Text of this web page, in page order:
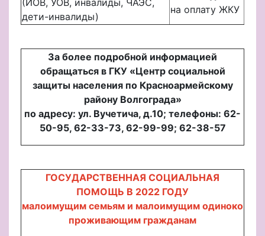
дети-инвалиды)
на оплату ЖКУ
За более подробной информацией
обращаться в ГКУ «Центр социальной
защиты населения по Красноармейскому
району Волгограда»
по адресу: ул. Вучетича, д.10; телефоны: 62-
50-95, 62-33-73, 62-99-99; 62-38-57
ГОСУДАРСТВЕННАЯ СОЦИАЛЬНАЯ
ПОМОЩЬ В 2022 ГОДУ
малоимущим семьям и малоимущим одиноко
проживающим гражданам